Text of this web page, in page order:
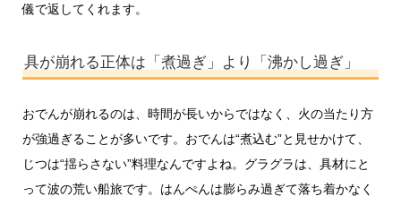
儀で返してくれます。
具が崩れる正体は「煮過ぎ」より「沸かし過ぎ」
おでんが崩れるのは、時間が長いからではなく、火の当たり方
が強過ぎることが多いです。おでんは“煮込む”と見せかけて、
じつは“揺らさない”料理なんですよね。グラグラは、具材にと
って波の荒い船旅です。はんぺんは膨らみ過ぎて落ち着かなく